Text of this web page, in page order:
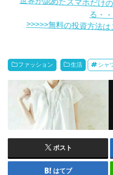
世界が認めたスマホだ
る
>>>>>無料の投資方
ファッション 生活 シャ
ポスト
はてブ